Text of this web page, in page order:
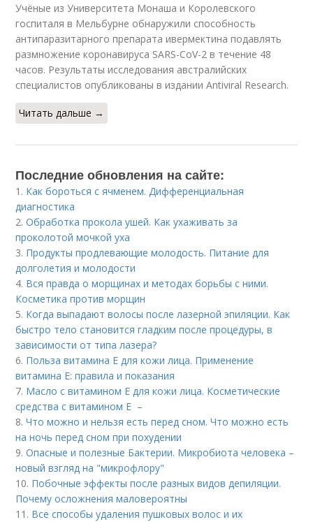
Учёные из Университета Монаша и Королевского
госпиталя в Мельбурне обнаружили способность
антипаразитарного препарата ивермектина подавлять
размножение коронавируса SARS-CoV-2 в течение 48
часов. Результаты исследования австралийских
специалистов опубликованы в издании Antiviral Research.
Читать дальше →
Последние обновления на сайте:
1. Как бороться с ячменем. Дифференциальная
диагностика
2.Обработка прокола ушей. Как ухаживать за
проколотой мочкой уха
3. Продукты продлевающие молодость. Питание для
долголетия и молодости
4. Вся правда о морщинах и методах борьбы с ними.
Косметика против морщин
5. Когда выпадают волосы после лазерной эпиляции. Как
быстро тело становится гладким после процедуры, в
зависимости от типа лазера?
6. Польза витамина Е для кожи лица. Применение
витамина E: правила и показания
7. Масло с витамином Е для кожи лица. Косметические
средства с витамином Е –
8.Что можно и нельзя есть перед сном. Что можно есть
на ночь перед сном при похудении
9.Опасные и полезные Бактерии. Микробиота человека –
новый взгляд на "микрофлору"
10. Побочные эффекты после разных видов депиляции.
Почему осложнения маловероятны
11. Все способы удаления пушковых волос и их